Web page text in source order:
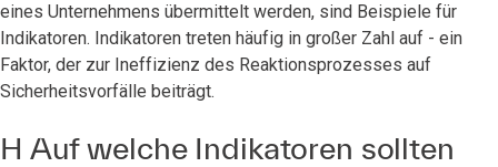
eines Unternehmens übermittelt werden, sind Beispiele für
Indikatoren. Indikatoren treten häufig in großer Zahl auf - ein
Faktor, der zur Ineffizienz des Reaktionsprozesses auf
Sicherheitsvorfälle beiträgt.
H Auf welche Indikatoren sollten